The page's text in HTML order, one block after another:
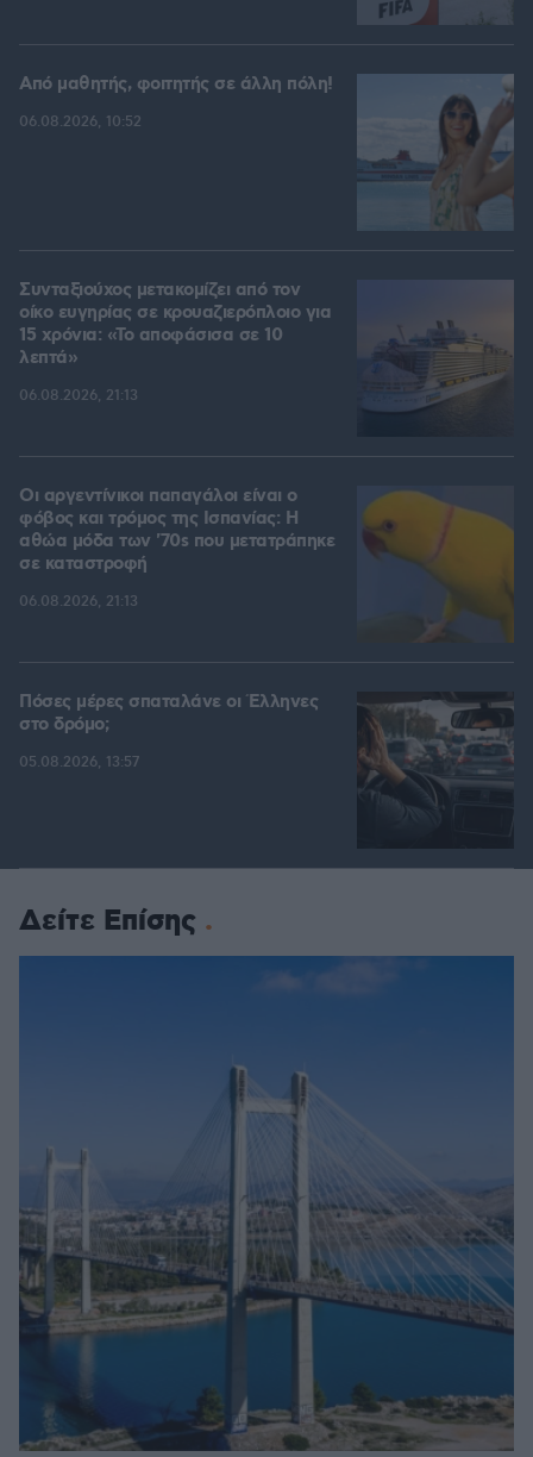
Από μαθητής, φοιτητής σε άλλη πόλη!
06.08.2026, 10:52
Συνταξιούχος μετακομίζει από τον
οίκο ευγηρίας σε κρουαζιερόπλοιο για
15 χρόνια: «Το αποφάσισα σε 10
λεπτά»
06.08.2026, 21:13
Οι αργεντίνικοι παπαγάλοι είναι ο
φόβος και τρόμος της Ισπανίας: Η
αθώα μόδα των '70s που μετατράπηκε
σε καταστροφή
06.08.2026, 21:13
Πόσες μέρες σπαταλάνε οι Έλληνες
στο δρόμο;
05.08.2026, 13:57
Δείτε Επίσης